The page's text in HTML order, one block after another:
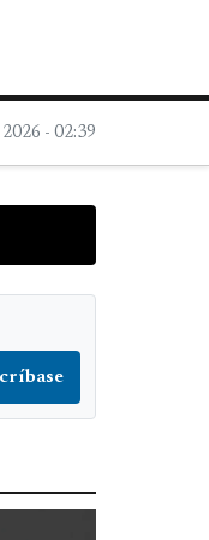
- 02:39